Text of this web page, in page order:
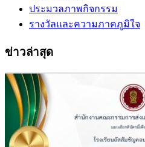
ประมวลภาพกิจกรรม
รางวัลและความภาคภูมิใจ
ข่าวล่าสุด